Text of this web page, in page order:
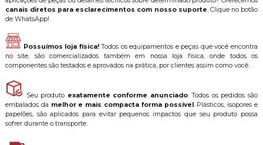
canais diretos para esclarecimentos com nosso suporte. Clique no botão
de WhatsApp!
Possuímos loja física!Todos os equipamentos e peças que você encontra
no site, são comercializados também em nossa loja física, onde todos os
componentes são testados e aprovados na prática, por clientes assim como você.
Seu produto exatamente conforme anunciado. Todos os pedidos são
embalados da melhor e mais compacta forma possível . Plásticos, isopores e
papelões, são aplicados para evitar pequenos impactos que seu produto possa
sofrer durante o transporte.